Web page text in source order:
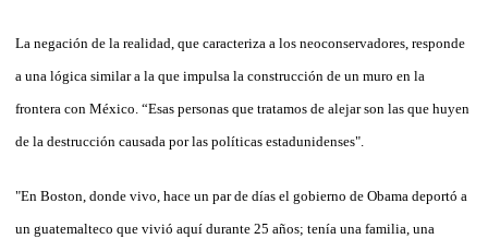
La negación de la realidad, que caracteriza a los neoconservadores, responde
a una lógica similar a la que impulsa la construcción de un muro en la
frontera con México. “Esas personas que tratamos de alejar son las que huyen
de la destrucción causada por las políticas estadunidenses".
"En Boston, donde vivo, hace un par de días el gobierno de Obama deportó a
un guatemalteco que vivió aquí durante 25 años; tenía una familia, una